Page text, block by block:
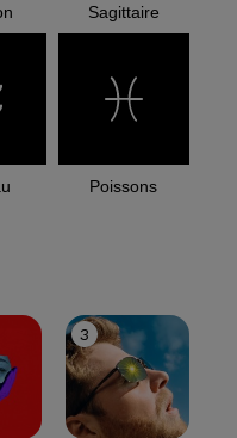
Sagittaire
Poissons
3